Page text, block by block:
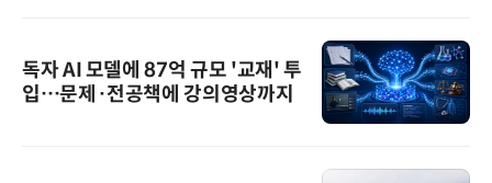
독자 AI 모델에 87억 규모 '교재' 투
입…문제·전공책에 강의영상까지